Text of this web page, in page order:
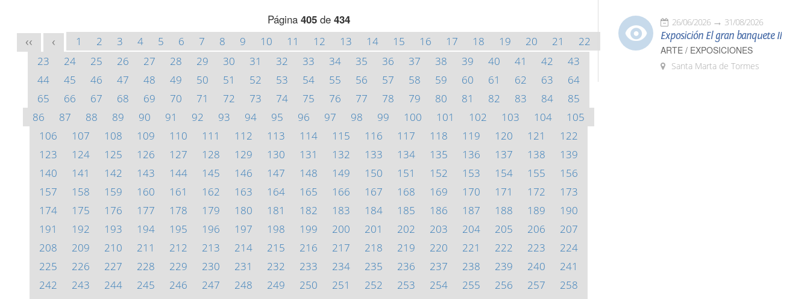
Página 405de 434
<< < 1 2 3 4 5 6 7 8 9 10 11 12 13 14 15 16 17 18 19 20 21
22
23
24 25 26 27 28 29 30 31 32 33 34 35 36 37 38 39 40 41 42
43
44
45 46 47 48 49 50 51 52 53 54 55 56 57 58 59 60 61 62 63
64
65
66 67 68 69 70 71 72 73 74 75 76 77 78 79 80 81 82 83 84
85
86
87 88 89 90 91 92 93 94 95 96 97 98 99 100 101 102 103 104
105
106
107 108 109 110 111 112 113 114 115 116 117 118 119 120 121
122
123
124 125 126 127 128 129 130 131 132 133 134 135 136 137 138
139
140
141 142 143 144 145 146 147 148 149 150 151 152 153 154 155
156
157
158 159 160 161 162 163 164 165 166 167 168 169 170 171 172
173
174
175 176 177 178 179 180 181 182 183 184 185 186 187 188 189
190
191
192 193 194 195 196 197 198 199 200 201 202 203 204 205 206
207
208
209 210 211 212 213 214 215 216 217 218 219 220 221 222 223
224
225
226 227 228 229 230 231 232 233 234 235 236 237 238 239 240
241
242
243 244 245 246 247 248 249 250 251 252 253 254 255 256 257
258
26/06/2026 31/08/2026
Exposición El gran banquete II
ARTE / EXPOSICIONES
Santa Marta de Tormes